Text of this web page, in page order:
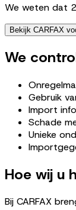
We weten dat
Bekijk CARFAX
We
Gebruik
Import
Schade
Unieke
Hoe wij u
Bij CARFAX